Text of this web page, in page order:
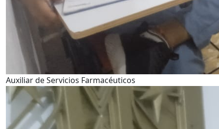
Auxiliar de Servicios Farmacéuticos